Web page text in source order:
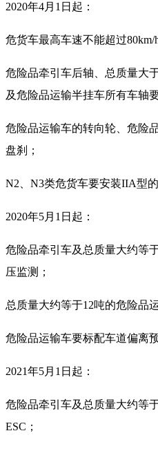
2020年4月1日起：
危货车最高车速不能超过80km/h
危险品牵引车后轴、总质量大
及危险品运输半挂车所有车轴
危险品运输车的转向轮、危险
盘刹；
N2 、N3类危货车要安装IIA型
2020年5月1日起：
危险品牵引车及总质量大约等
压监测；
总质量大约等于12吨的危险品
危险品运输车要标配车道偏离
2021年5月1日起：
危险品牵引车及总质量大约等
ESC；